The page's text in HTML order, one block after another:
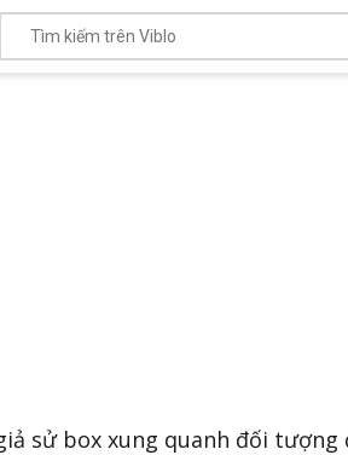
sử box xung quanh đối tượng